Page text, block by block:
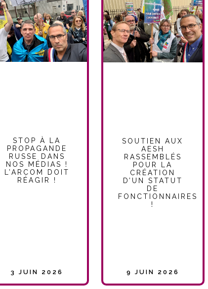
STOP À LA
PROPAGANDE
RUSSE DANS
NOS MÉDIAS !
L’ARCOM DOIT
RÉAGIR !
3 JUIN 2026
SOUTIEN AUX
AESH
RASSEMBLÉS
POUR LA
CRÉATION
D’UN STATUT
DE
FONCTIONNAIRES
!
9 JUIN 2026